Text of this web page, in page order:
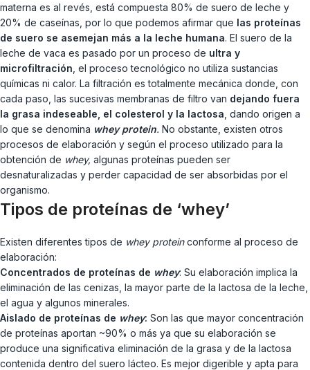
materna es al revés, está compuesta 80% de suero de leche y
20% de caseínas, por lo que podemos afirmar que las proteínas
de suero se asemejan más a la leche humana. El suero de la
leche de vaca es pasado por un proceso de ultra y
microfiltración , el proceso tecnológico no utiliza sustancias
químicas ni calor. La filtración es totalmente mecánica donde, con
cada paso, las sucesivas membranas de filtro van dejando fuera
la grasa indeseable, el colesterol y la lactosa , dando origen a
lo que se denomina whey protein. No obstante, existen otros
procesos de elaboración y según el proceso utilizado para la
obtención de whey, algunas proteínas pueden ser
desnaturalizadas y perder capacidad de ser absorbidas por el
organismo.
Tipos de proteínas de ‘whey’
Existen diferentes tipos de whey proteinconforme al proceso de
elaboración:
Concentrados de proteínas de whey: Su elaboración implica la
eliminación de las cenizas, la mayor parte de la lactosa de la leche,
el agua y algunos minerales.
Aislado de proteínas de whey: Son las que mayor concentración
de proteínas aportan ~90% o más ya que su elaboración se
produce una significativa eliminación de la grasa y de la lactosa
contenida dentro del suero lácteo. Es mejor digerible y apta para